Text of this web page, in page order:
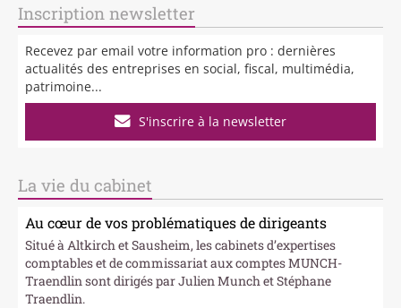
Inscription newsletter
Recevez par email votre information pro : dernières
actualités des entreprises en social, fiscal, multimédia,
patrimoine...
S'inscrire à la newsletter
La vie du cabinet
Au cœur de vos problématiques de dirigeants
Situé à Altkirch et Sausheim, les cabinets d’expertises
comptables et de commissariat aux comptes MUNCH-
Traendlin sont dirigés par Julien Munch et Stéphane
Traendlin.